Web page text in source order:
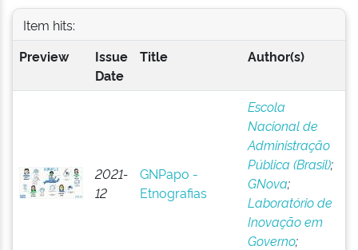
Item hits:
Preview
Issue
Date
Title Author(s)
2021-
12
GNPapo -
Etnografias
Escola
Nacional de
Administração
Pública (Brasil);
GNova;
Laboratório de
Inovação em
Governo;